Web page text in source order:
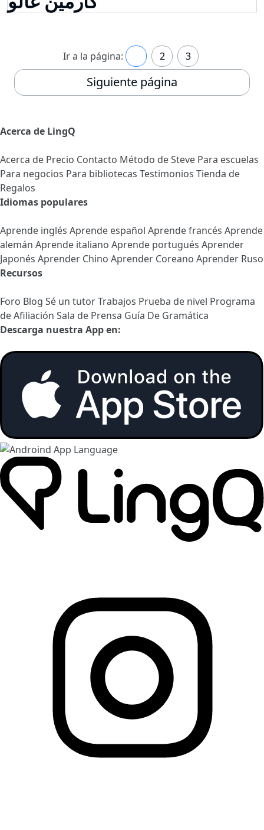
Ir a la página: 2 3
Siguiente página
Acerca de LingQ
Acerca de Precio Contacto Método de Steve Para escuelas
Para negocios Para bibliotecas Testimonios Tienda de
Regalos
Idiomas populares
Aprende inglés Aprende español Aprende francés Aprende
alemán Aprende italiano Aprende portugués Aprender
Japonés Aprender Chino Aprender Coreano Aprender Ruso
Recursos
Foro Blog Sé un tutorTrabajos Prueba de nivel Programa
de Afiliación Sala de Prensa Guía De Gramática
Descarga nuestra App en: